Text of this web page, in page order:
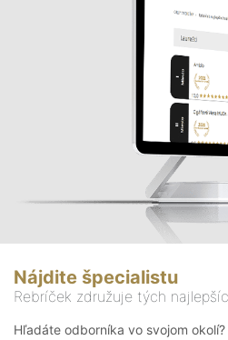
Nájdite špecialistu
Rebríček združuje tých
Hľadáte odborníka vo svojom